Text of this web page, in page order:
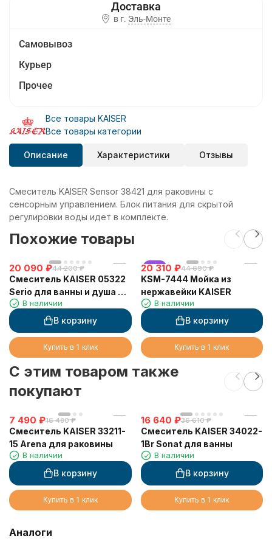
в г. Эль-Монте
Самовывоз
Курьер
Прочее
Все товары KAISER
Все товары категории
Описание Характеристики Отзывы
Смеситель KAISER Sensor 38421 для раковины с
сенсорным управлением. Блок питания для скрытой
регулировки воды идет в комплекте.
Похожие товары
20 090 ₽44 200 ₽
Смеситель KAISER 05322
Serio для ванны и душа с
термостатом
В наличии
В корзину
Купить в 1 клик
хит
20 310 ₽44 690 ₽
KSM-7444 Мойка из
нержавейки KAISER
В наличии
В корзину
Купить в 1 клик
C этим товаром также
покупают
7 490 ₽16 480 ₽
Смеситель KAISER 33211-
15 Arena для раковины
В наличии
В корзину
Купить в 1 клик
16 640 ₽36 610 ₽
Смеситель KAISER 34022-
1Br Sonat для ванны
В наличии
В корзину
Купить в 1 клик
Аналоги